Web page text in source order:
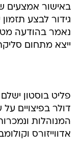
באישור אמצעים
גידור לבצע
נאמר בהודעה
ייצא מתחום
דולר בפיצויים
המנוהלות
אדווייזורס